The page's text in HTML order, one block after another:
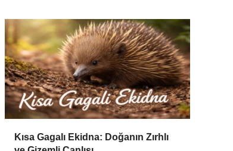
Kısa Gagalı Ekidna: Doğanın Zırhlı